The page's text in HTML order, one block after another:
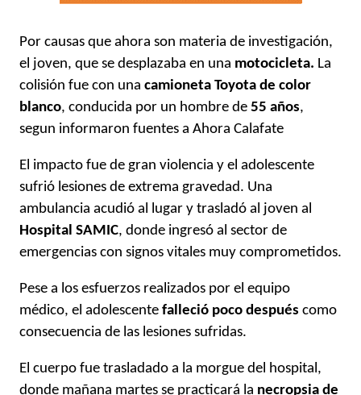
Por causas que ahora son materia de investigación,
el joven, que se desplazaba en una motocicleta. La
colisión fue con una camioneta Toyota de color
blanco, conducida por un hombre de 55 años,
segun informaron fuentes a Ahora Calafate
El impacto fue de gran violencia y el adolescente
sufrió lesiones de extrema gravedad. Una
ambulancia acudió al lugar y trasladó al joven al
Hospital SAMIC, donde ingresó al sector de
emergencias con signos vitales muy comprometidos.
Pese a los esfuerzos realizados por el equipo
médico, el adolescente falleció poco después como
consecuencia de las lesiones sufridas.
El cuerpo fue trasladado a la morgue del hospital,
donde mañana martes se practicará la necropsia de